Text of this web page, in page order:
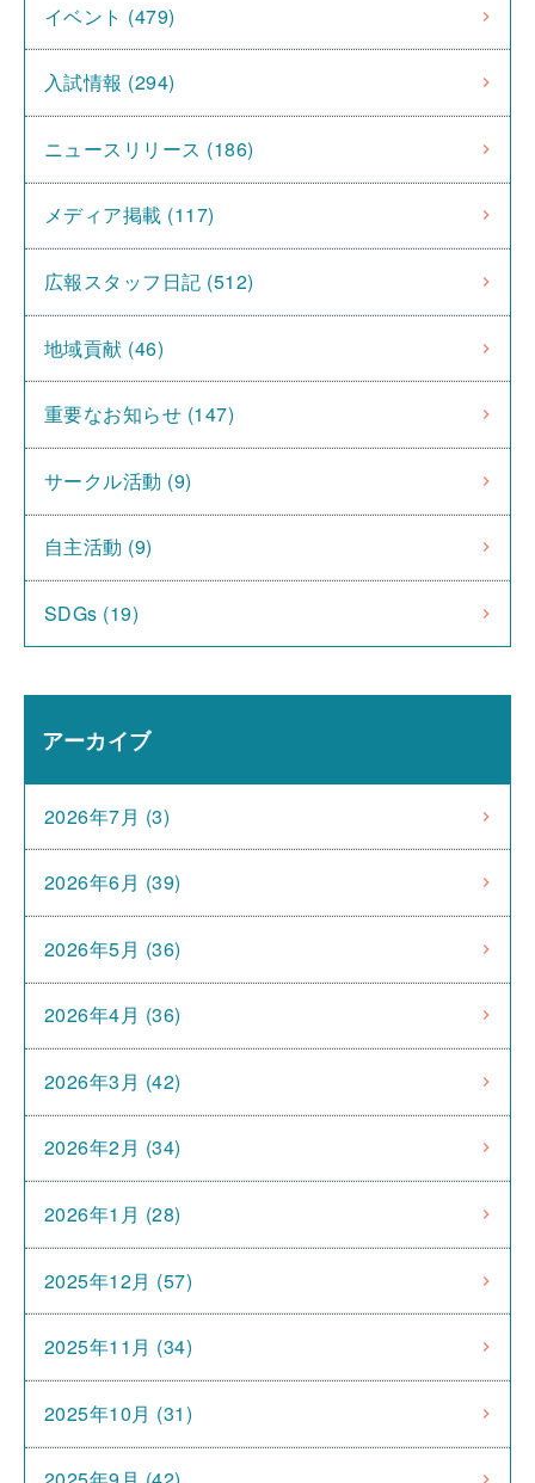
イベント (479)
入試情報 (294)
ニュースリリース (186)
メディア掲載 (117)
広報スタッフ日記 (512)
地域貢献 (46)
重要なお知らせ (147)
サークル活動 (9)
自主活動 (9)
SDGs (19)
アーカイブ
2026年7月 (3)
2026年6月 (39)
2026年5月 (36)
2026年4月 (36)
2026年3月 (42)
2026年2月 (34)
2026年1月 (28)
2025年12月 (57)
2025年11月 (34)
2025年10月 (31)